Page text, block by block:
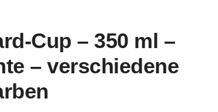
Cup – 350 ml –
– verschiedene